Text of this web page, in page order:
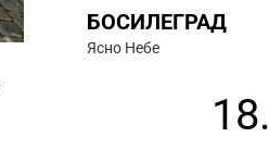
БОСИЛЕГРАД
Ясно Небе